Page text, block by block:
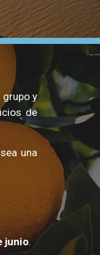
y
de
una
junio.